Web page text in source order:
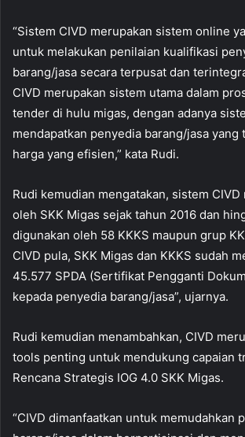
“Sistem CIVD merupakan sistem online
untuk melakukan penilaian kualifikasi
barang/jasa secara terpusat dan
CIVD merupakan sistem utama dalam
tender di hulu migas, dengan adanya
mendapatkan penyedia barang/jasa yang
harga yang efisien,” kata Rudi.
Rudi kemudian mengatakan, sistem
oleh SKK Migas sejak tahun 2016 dan
digunakan oleh 58 KKKS maupun grup
CIVD pula, SKK Migas dan KKKS sudah
45.577 SPDA (Sertifikat Pengganti
kepada penyedia barang/jasa”, ujarnya.
Rudi kemudian menambahkan, CIVD
tools penting untuk mendukung capaian
Rencana Strategis IOG 4.0 SKK Migas.
“CIVD dimanfaatkan untuk memudahkan